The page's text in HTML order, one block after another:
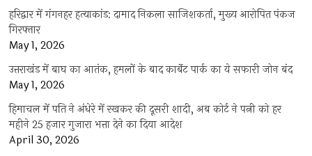
हरिद्वार में गंगनहर हत्याकांड: दामाद निकला साजिशकर्ता, मुख्य आरोपित पंकज
गिरफ्तार
May 1, 2026
उत्तराखंड में बाघ का आतंक, हमलों के बाद कार्बेट पार्क का ये सफारी जोन बंद
May 1, 2026
हिमाचल में पति ने अंधेरे में रखकर की दूसरी शादी, अब कोर्ट ने पत्नी को हर
महीने 25 हजार गुजारा भत्ता देने का दिया आदेश
April 30, 2026